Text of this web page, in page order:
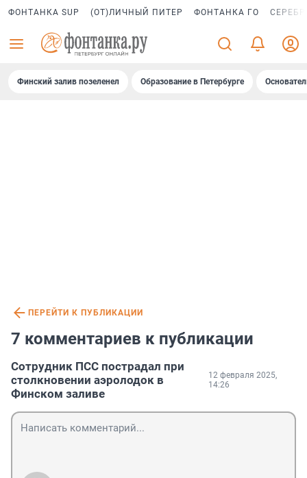
ФОНТАНКА SUP (ОТ)ЛИЧНЫЙ ПИТЕР ФОНТАНКА ГО
Финский залив позеленел Образование в Петербурге
ПЕРЕЙТИ К ПУБЛИКАЦИИ
7 комментариев к публикации
Сотрудник ПСС пострадал при
столкновении аэролодок в
Финском заливе
12 февраля 2025,
14:26